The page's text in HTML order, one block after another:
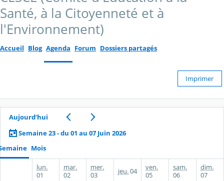
Santé, à la Citoyenneté et à
l'Environnement)
Accueil Blog Agenda Forum Dossiers partagés
Imprimer
Aujourd’hui
Semaine 23 - du 01 au 07 Juin 2026
Mois
lun.
01
mar.
02
mer.
03
jeu.04
ven.
05
sam.
06
dim.
07